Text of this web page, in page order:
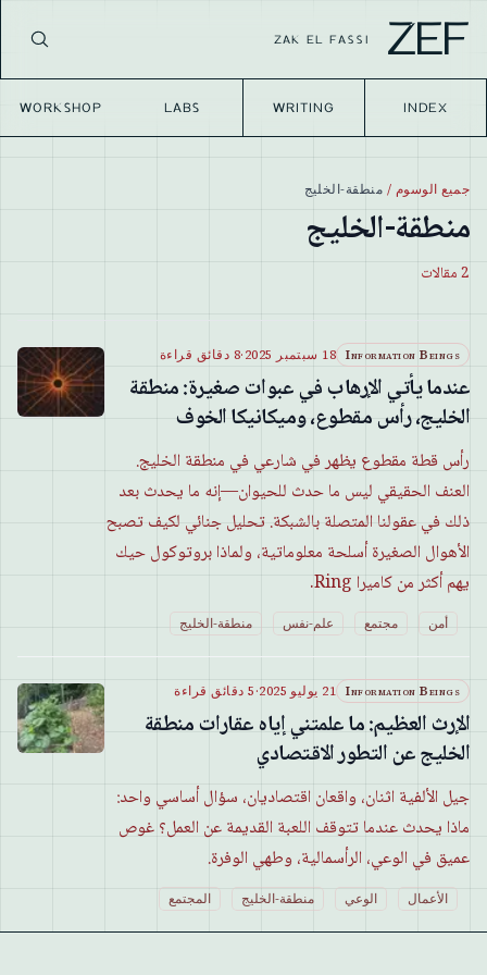
ZEF
ZAK EL FASSI
INDEX
WRITING
LABS
WORKSHOP
جميع الوسوم / منطقة-الخليج
منطقة-الخليج
2مقالات
Information Beings 18 سبتمبر 2025 ·8 دقائق قراءة
عندما يأتي الإرهاب في عبوات صغيرة: منطقة
الخليج، رأس مقطوع، وميكانيكا الخوف
رأس قطة مقطوع يظهر في شارعي في منطقة الخليج.
العنف الحقيقي ليس ما حدث للحيوان—إنه ما يحدث بعد
ذلك في عقولنا المتصلة بالشبكة. تحليل جنائي لكيف تصبح
الأهوال الصغيرة أسلحة معلوماتية، ولماذا بروتوكول حيك
يهم أكثر من كاميرا Ring.
أمن مجتمع علم-نفس منطقة-الخليج
Information Beings 21 يوليو 2025 ·5 دقائق قراءة
الإرث العظيم: ما علمتني إياه عقارات منطقة
الخليج عن التطور الاقتصادي
جيل الألفية اثنان، واقعان اقتصاديان، سؤال أساسي واحد:
ماذا يحدث عندما تتوقف اللعبة القديمة عن العمل؟ غوص
عميق في الوعي، الرأسمالية، وطهي الوفرة.
الأعمال الوعي منطقة-الخليج المجتمع